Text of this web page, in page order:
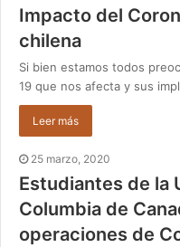
Impacto del
chilena
Si bien estamos todos
19 que nos afecta y sus
Leer más
25 marzo, 2020
Estudiantes de la
Columbia de
operaciones de